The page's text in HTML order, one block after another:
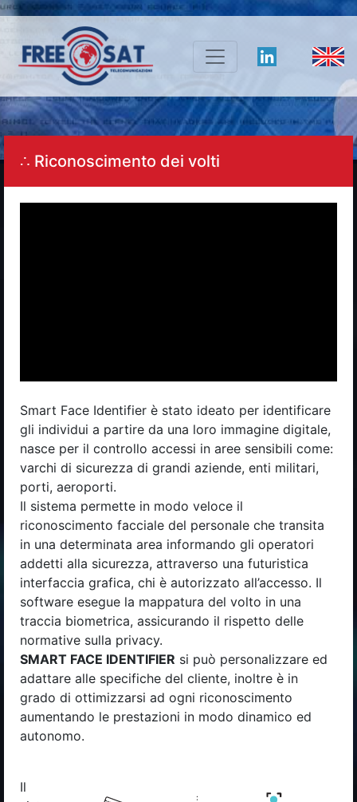
∴ Riconoscimento dei volti
Smart Face Identifier è stato ideato per identificare
gli individui a partire da una loro immagine digitale,
nasce per il controllo accessi in aree sensibili come:
varchi di sicurezza di grandi aziende, enti militari,
porti, aeroporti.
Il sistema permette in modo veloce il
riconoscimento facciale del personale che transita
in una determinata area informando gli operatori
addetti alla sicurezza, attraverso una futuristica
interfaccia grafica, chi è autorizzato all’accesso. Il
software esegue la mappatura del volto in una
traccia biometrica, assicurando il rispetto delle
normative sulla privacy.
SMART FACE IDENTIFIER si può personalizzare ed
adattare alle specifiche del cliente, inoltre è in
grado di ottimizzarsi ad ogni riconoscimento
aumentando le prestazioni in modo dinamico ed
autonomo.
Il